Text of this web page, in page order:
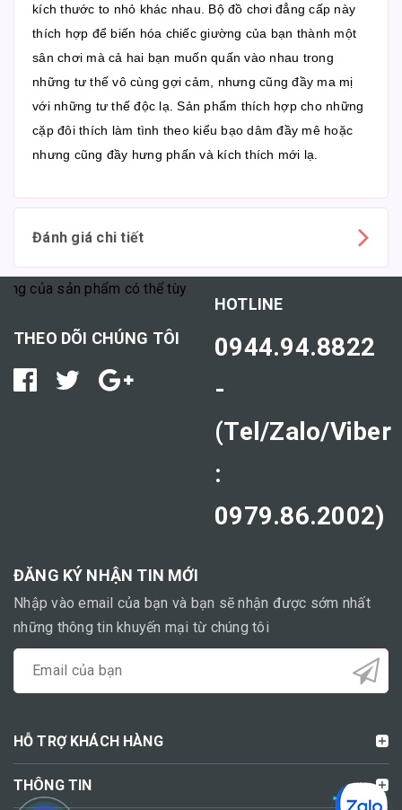
kích thước to nhỏ khác nhau. Bộ đồ chơi đẳng cấp này
thích hợp để biến hóa chiếc giường của bạn thành một
sân chơi mà cả hai bạn muốn quấn vào nhau trong
những tư thế vô cùng gợi cảm, nhưng cũng đầy ma mị
với những tư thế độc lạ. Sản phẩm thích hợp cho những
cặp đôi thích làm tình theo kiểu bạo dâm đầy mê hoặc
nhưng cũng đầy hưng phấn và kích thích mới lạ.
Đánh giá chi tiết
sản phẩm có thể tùy thuộc vào cơ địa mỗi người."
THEO DÕI CHÚNG TÔI
HOTLINE
0944.94.8822
-
(Tel/Zalo/Viber
:
0979.86.2002)
ĐĂNG KÝ NHẬN TIN MỚI
Nhập vào email của bạn và bạn sẽ nhận được sớm nhất
những thông tin khuyến mại từ chúng tôi
HỖ TRỢ KHÁCH HÀNG
THÔNG TIN